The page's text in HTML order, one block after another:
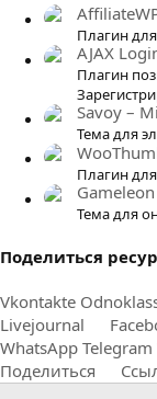
Плагин
AJAX
Плагин
Savoy –
Тема для
Плагин
Тема для
Поделиться
Vkontakte
Livejournal
WhatsApp Telegram
Поделиться